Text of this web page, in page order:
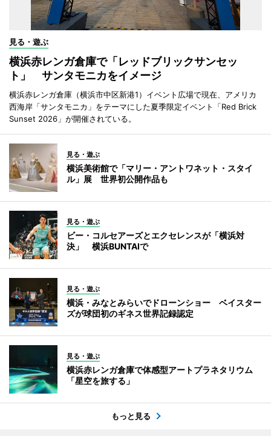
見る・遊ぶ
横浜赤レンガ倉庫で「レッドブリックサンセッ
ト」 サンタモニカをイメージ
横浜赤レンガ倉庫（横浜市中区新港1）イベント広場で現在、アメリカ
西海岸「サンタモニカ」をテーマにした夏季限定イベント「Red Brick
Sunset 2026」が開催されている。
見る・遊ぶ
横浜美術館で「マリー・アントワネット・スタイ
ル」展 世界初公開作品も
見る・遊ぶ
ビー・コルセアーズとエクセレンスが「横浜対
決」 横浜BUNTAIで
見る・遊ぶ
横浜・みなとみらいでドローンショー ベイスター
ズが球団初のギネス世界記録認定
見る・遊ぶ
横浜赤レンガ倉庫で体感型アートプラネタリウム
「星空を旅する」
もっと見る